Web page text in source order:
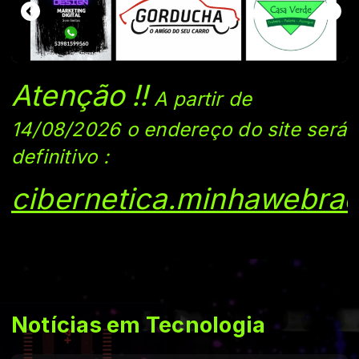
Atenção !!A partir de
14/08/2026 o endereço do site será
definitivo:
Notícias em Tecnologia